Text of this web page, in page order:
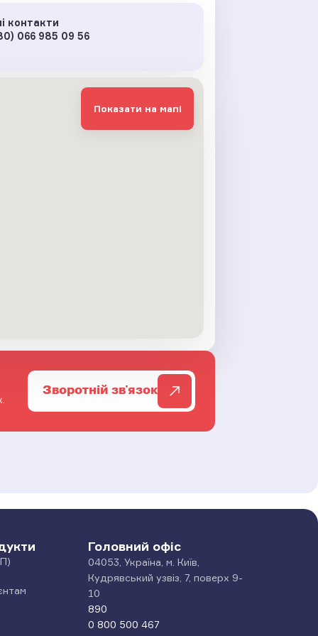
контакти
066 985 09 56
Показати на мапі
Зворотній зв'язок
Головний офіс
04053, Україна, м. Київ,
Кудрявський узвіз, 7, поверх 9-
10
890
0 800 500 467